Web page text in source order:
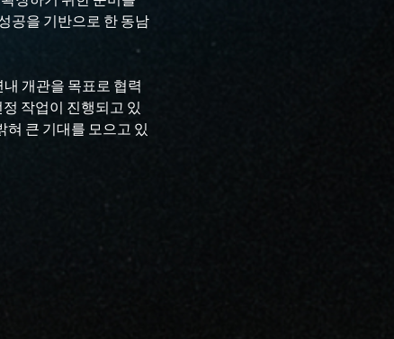
공을 기반으로 한 동남
개관을 목표로 협력
작업이 진행되고 있
혀 큰 기대를 모으고 있